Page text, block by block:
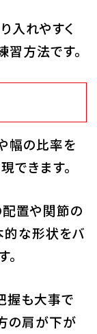
入れやすく
方法です。
幅の比率を
できます。
配置や関節の
的な形状をバ
握も大事で
の肩が下が